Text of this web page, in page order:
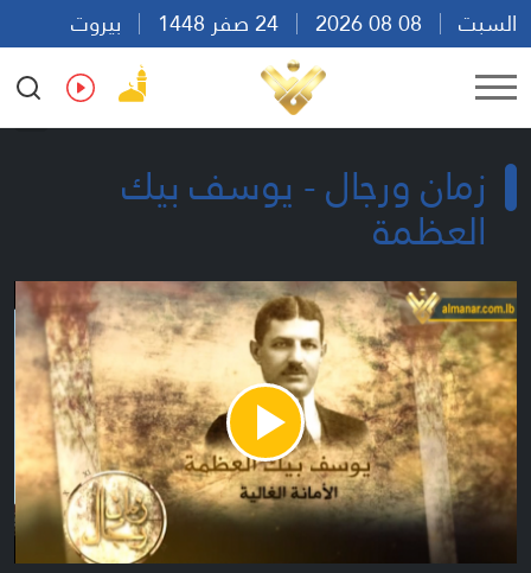
السبت
بيروت
00:11
Ar En Fr Es
زمان ورجال - يوسف بيك
العظمة
Play
Video